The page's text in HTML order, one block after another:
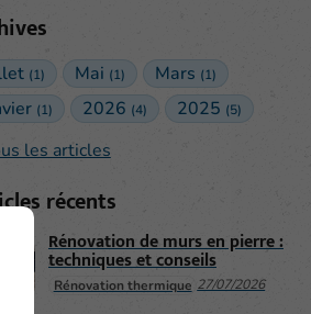
(1) Mai (1) Mars (1)
(1) 2026 (4) 2025 (5)
les articles
récents
Rénovation thermique 27/07/2026
Rénovation de murs en pierre :
techniques et conseils